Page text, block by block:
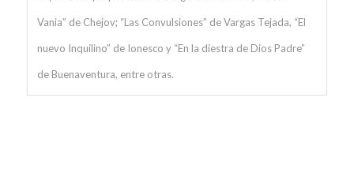
Vania” de Chejov; “Las Convulsiones” de Vargas Tejada, “El
nuevo Inquilino” de Ionesco y “En la diestra de Dios Padre”
de Buenaventura, entre otras.